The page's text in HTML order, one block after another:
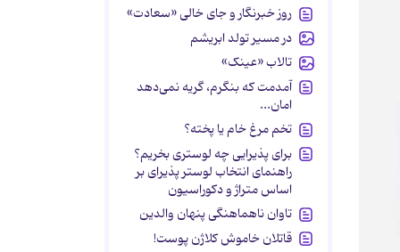
روز خبرنگار و جای خالی «سعادت»
در مسیر تولد ابریشم
تالاب «عینک»
آمدمت که بنگرم، گریه نمی‌دهد
امان...
تخم مرغ خام یا پخته؟
برای پذیرایی چه لوستری بخریم؟
راهنمای انتخاب لوستر پذیرای بر
اساس متراژ و دکوراسیون
تاوان ناهماهنگی پنهان والدین
قاتلان خاموش کلاژن پوست!